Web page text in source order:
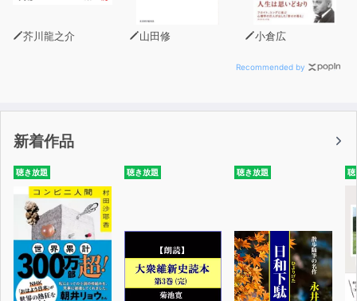
芥川龍之介 山田修 小倉広
Recommended by
新着作品
聴き放題 聴き放題 聴き放題 聴